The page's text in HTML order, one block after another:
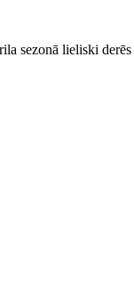
sezonā lieliski derēs